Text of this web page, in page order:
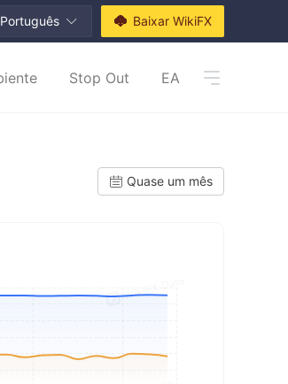
Português Baixar WikiFX
Stop Out EA
Quase um mês